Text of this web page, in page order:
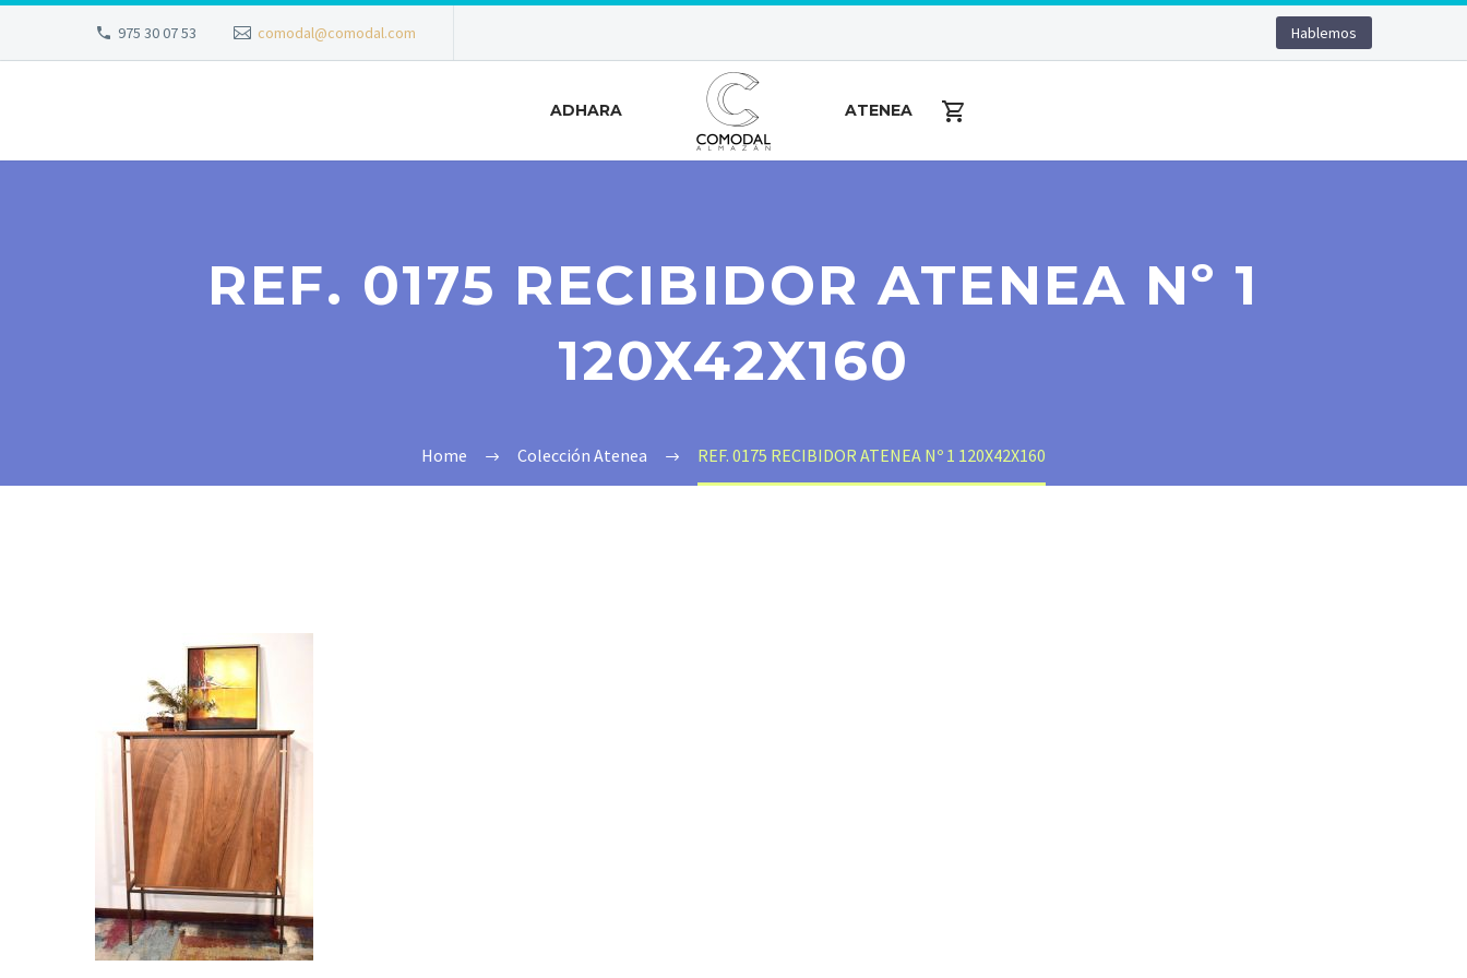
975 30 07 53 comodal@comodal.com Hablemos
ADHARA ATENEA
REF. 0175 RECIBIDOR ATENEA Nº 1
120X42X160
Home Colección Atenea REF. 0175 RECIBIDOR ATENEA Nº 1 120X42X160